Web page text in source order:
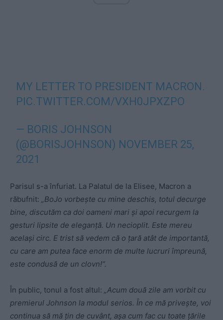
MY LETTER TO PRESIDENT MACRON.
PIC.TWITTER.COM/VXH0JPXZPO
— BORIS JOHNSON
(@BORISJOHNSON) NOVEMBER 25,
2021
Parisul s-a înfuriat. La Palatul de la Elisee, Macron a
răbufnit: „BoJo vorbește cu mine deschis, totul decurge
bine, discutăm ca doi oameni mari și apoi recurgem la
gesturi lipsite de eleganță. Un necioplit. Este mereu
același circ. E trist să vedem că o țară atât de importantă,
cu care am putea face enorm de multe lucruri împreună,
este condusă de un clovn!“.
În public, tonul a fost altul: „Acum două zile am vorbit cu
premierul Johnson la modul serios. În ce mă privește, voi
continua să mă țin de cuvânt, așa cum fac cu toate țările